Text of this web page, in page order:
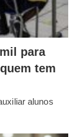
para
tem
alunos